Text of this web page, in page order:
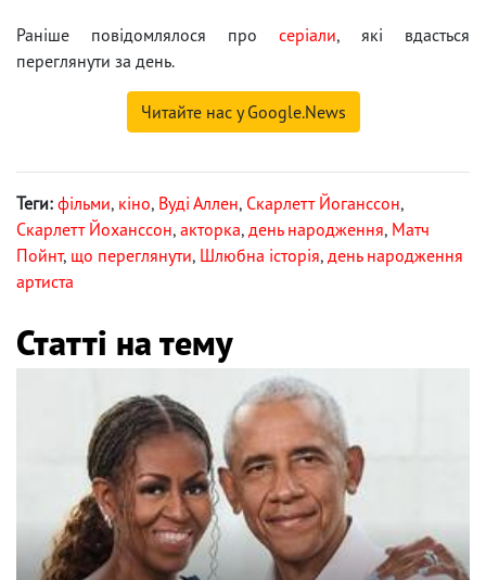
Раніше повідомлялося про серіали, які вдасться
переглянути за день.
Читайте нас у Google.News
Теги: фільми, кіно, Вуді Аллен, Скарлетт Йоганссон,
Скарлетт Йохансcон, акторка, день народження, Матч
Пойнт, що переглянути, Шлюбна історія, день народження
артиста
Статті на тему